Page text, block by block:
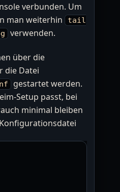
verbunden. Um
man weiterhin
tail
verwenden.
über die
die Datei
gestartet werden.
Setup passt, bei
minimal bleiben